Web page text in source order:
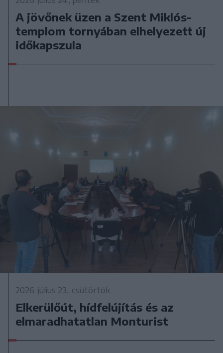
A jövőnek üzen a Szent Miklós-
templom tornyában elhelyezett új
időkapszula
2026. július 23., csütörtök
Elkerülőút, hídfelújítás és az
elmaradhatatlan Monturist